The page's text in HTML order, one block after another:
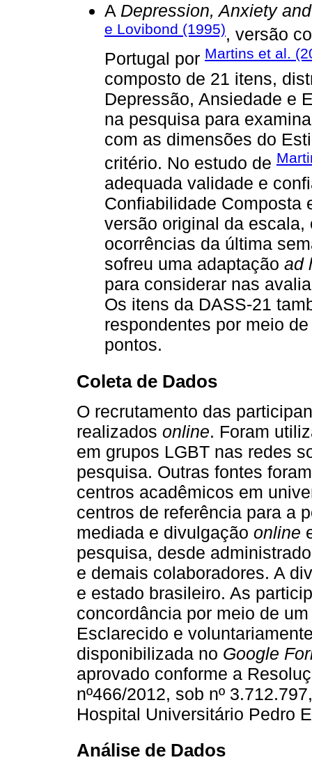
A Depression, Anxiety
e Lovibond (1995), versão
Portugal por Martins et al.
composto de 21 itens,
Depressão, Ansiedade e
na pesquisa para
com as dimensões do
critério. No estudo de
adequada validade e
Confiabilidade Composta
versão original da
ocorrências da última
sofreu uma adaptação ad
para considerar nas
Os itens da DASS-21
respondentes por meio
pontos.
Coleta de Dados
O recrutamento das
realizados online. Foram
em grupos LGBT nas redes
pesquisa. Outras fontes
centros acadêmicos em
centros de referência para a
mediada e divulgação online
pesquisa, desde
e demais colaboradores. A
e estado brasileiro. As
concordância por meio de
Esclarecido e
disponibilizada no Google
aprovado conforme a
nº466/2012, sob nº
Hospital Universitário Pedro
Análise de Dados